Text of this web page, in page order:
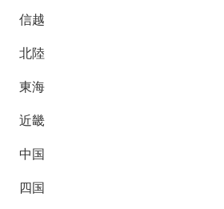
信越
北陸
東海
近畿
中国
四国